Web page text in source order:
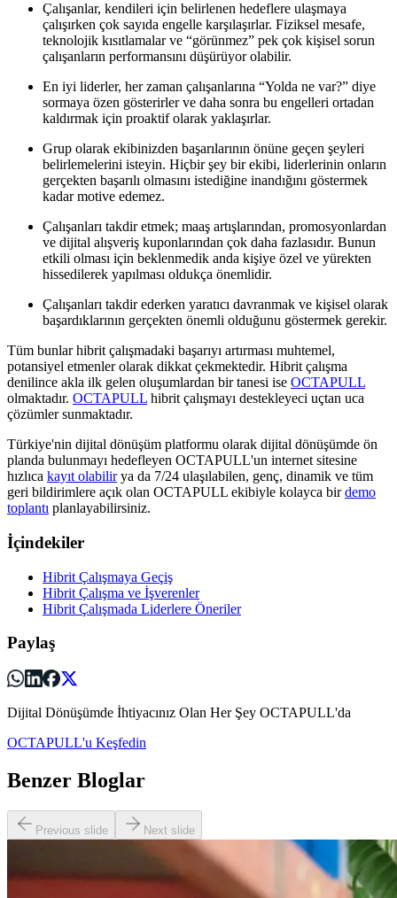
Çalışanlar, kendileri için belirlenen hedeflere ulaşmaya
çalışırken çok sayıda engelle karşılaşırlar. Fiziksel mesafe,
teknolojik kısıtlamalar ve “görünmez” pek çok kişisel sorun
çalışanların performansını düşürüyor olabilir.
En iyi liderler, her zaman çalışanlarına “Yolda ne var?” diye
sormaya özen gösterirler ve daha sonra bu engelleri ortadan
kaldırmak için proaktif olarak yaklaşırlar.
Grup olarak ekibinizden başarılarının önüne geçen şeyleri
belirlemelerini isteyin. Hiçbir şey bir ekibi, liderlerinin onların
gerçekten başarılı olmasını istediğine inandığını göstermek
kadar motive edemez.
Çalışanları takdir etmek; maaş artışlarından, promosyonlardan
ve dijital alışveriş kuponlarından çok daha fazlasıdır. Bunun
etkili olması için beklenmedik anda kişiye özel ve yürekten
hissedilerek yapılması oldukça önemlidir.
Çalışanları takdir ederken yaratıcı davranmak ve kişisel olarak
başardıklarının gerçekten önemli olduğunu göstermek gerekir.
Tüm bunlar hibrit çalışmadaki başarıyı artırması muhtemel,
potansiyel etmenler olarak dikkat çekmektedir. Hibrit çalışma
denilince akla ilk gelen oluşumlardan bir tanesi ise OCTAPULL
olmaktadır. OCTAPULL hibrit çalışmayı destekleyeci uçtan uca
çözümler sunmaktadır.
Türkiye'nin dijital dönüşüm platformu olarak dijital dönüşümde ön
planda bulunmayı hedefleyen OCTAPULL'un internet sitesine
hızlıca kayıt olabilirya da 7/24 ulaşılabilen, genç, dinamik ve tüm
geri bildirimlere açık olan OCTAPULL ekibiyle kolayca birdemo
toplantı planlayabilirsiniz.
İçindekiler
Hibrit Çalışmaya Geçiş
Hibrit Çalışma ve İşverenler
Hibrit Çalışmada Liderlere Öneriler
Paylaş
Dijital Dönüşümde İhtiyacınız Olan Her Şey OCTAPULL'da
OCTAPULL'u Keşfedin
Benzer Bloglar
Previous slide Next slide